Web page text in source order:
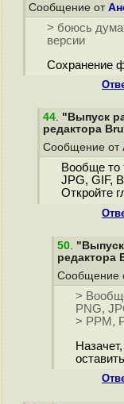
Сообщение от
> боюсь
версии
Сохранение
44. "Выпуск
редактора
Сообщение от
Вообще то
JPG, GIF,
Откройте
50. "Выпуск
редактора
Сообщение
>
PNG,
> PPM,